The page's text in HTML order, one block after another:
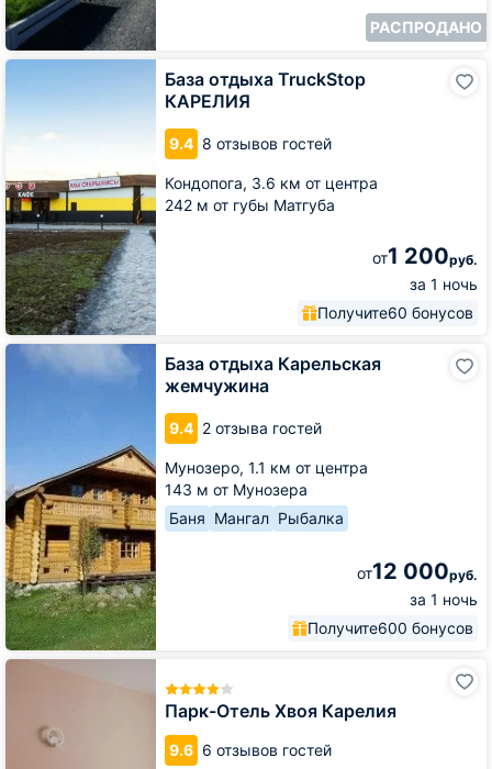
РАСПРОДАНО
База отдыха TruckStop
КАРЕЛИЯ
9.4 8 отзывов гостей
Кондопога, 3.6 км от центра
242 м от губы Матгуба
от1 200руб.
за 1 ночь
Получите60 бонусов
База
База отдыха Карельская
жемчужина
9.4 2 отзыва гостей
Мунозеро, 1.1 км от центра
143 м от Мунозера
Баня Мангал Рыбалка
от12 000руб.
за 1 ночь
Получите600 бонусов
База
Парк-Отель Хвоя Карелия
9.6 6 отзывов гостей
Парк-
Карелия